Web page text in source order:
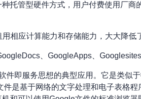
托管型硬件方式，用户付费使用厂
相应计算能力和存储能力，大大降低
、GoogleApps、
件即服务思想的典型应用。它是类似
是基于网络的文字处理和电子表格